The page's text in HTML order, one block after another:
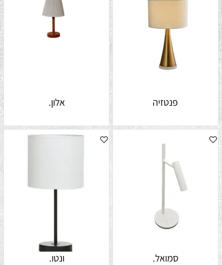
פנטזיה אלון.
סמואל. ונטו.